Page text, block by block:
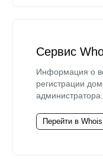
Сервис
Информация о
регистрации
администратора.
Перейти в Whois